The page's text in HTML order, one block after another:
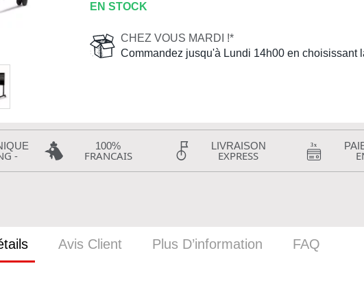
EN STOCK
CHEZ VOUS MARDI !*
Commandez jusqu'à Lundi 14h00 en choisissant
-
100%
FRANCAIS
LIVRAISON
EXPRESS
Avis Client Plus D’information FAQ